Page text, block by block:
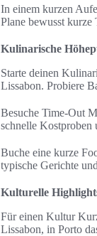
In einem kurzen
Plane bewusst
Kulinarische
Starte deinen
Lissabon. Probiere
Besuche Time-Out
schnelle Kostproben
Buche eine kurze
typische Gerichte
Kulturelle
Für einen Kultur
Lissabon, in Porto